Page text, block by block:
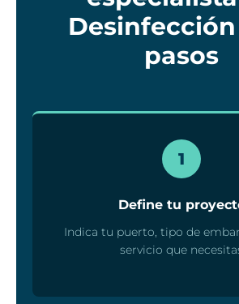
Desinfección
pasos
1
Define tu
Indica tu puerto, tipo de
servicio que